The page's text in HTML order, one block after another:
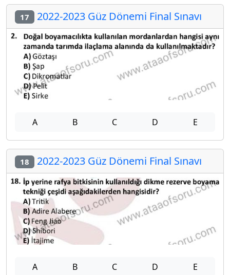
17 2022-2023 Güz Dönemi Final Sınavı
A B C D E
18 2022-2023 Güz Dönemi Final Sınavı
A B C D E